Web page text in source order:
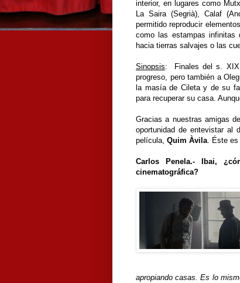
interior, en lugares como
La Saira (Segrià), Calaf
permitido reproducir
como las estampas infinitas
hacia tierras salvajes o las
Sinopsis: Finales del s.
progreso, pero también a
la masía de Cileta y de su
para recuperar su casa.
Gracias a nuestras amigas de
oportunidad de entevistar al
película, Quim Àvila. Éste
Carlos Penela.- Ibai,
cinematográfica?
apropiando casas. Es lo